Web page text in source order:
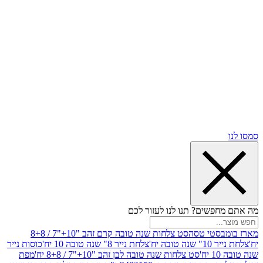
תנו לנו לעזור לכם
טסה
סט צלחות שנה טובה קרם זהב "10+"7 / 8+8
יח'
צלחת נייר 8" שנה טובה 10 יח'
כוסות נייר
סט צלחות שנה טובה לבן זהב "10+"7 / 8+8 יח'
מפת